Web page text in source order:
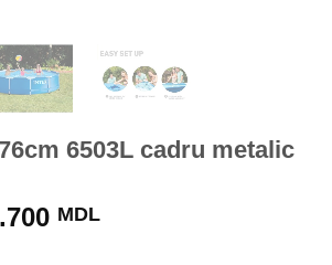
6503L cadru metalic
MDLPrețul
6503L cadru metalic